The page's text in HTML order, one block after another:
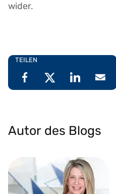
wider.
TEILEN
Autor des Blogs